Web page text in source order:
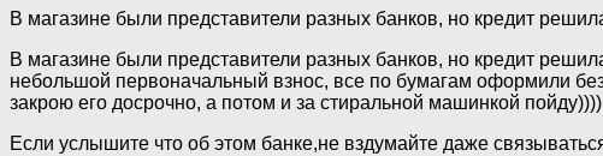
В магазине были представители разных банков, но кредит
В магазине были представители разных банков, но кредит
небольшой первоначальный взнос, все по бумагам оформили
закрою его досрочно, а потом и за стиральной машинкой
Если услышите что об этом банке,не вздумайте даже